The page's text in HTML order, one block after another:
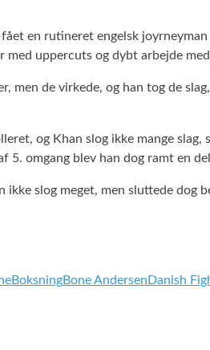
en rutineret engelsk
uppercuts og dybt arbejde
men de virkede, og han tog de
og Khan slog ikke mange
5. omgang blev han dog ramt en
slog meget, men sluttede
BoksningBone Andersen Danish